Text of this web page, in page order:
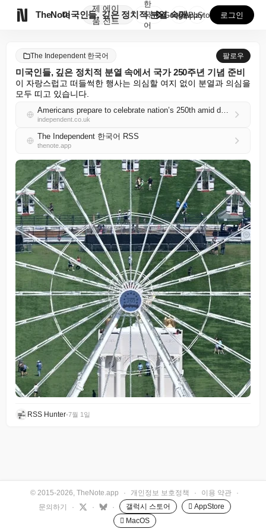
TheNote
제
품
에이
전트
미국인들, 깊은 정치적 분열 속에서 국가 250주년 기...
한
국
어
GooglePlay
AppStore 로그인
The Independent 한국어 팔로우
미국인들, 깊은 정치적 분열 속에서 국가 250주년 기념 준비
이 자랑스럽고 떠들썩한 행사는 의심할 여지 없이 분열과 의심을
모두 띠고 있습니다.
Americans prepare to celebrate nation’s 250th amid deep political divisions
independent.co.uk
The Independent 한국어 RSS
thenote.app
RSS Hunter•7월 1일
© 2015-2026, TheNote.app · 개인정보 보호정책 · 이용 약관
·
문의하기
· · · 갤럭시 스토어
 AppStore
 MacOS